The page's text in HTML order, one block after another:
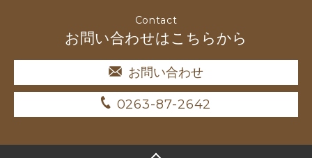
Contact
お問い合わせはこちらから
お問い合わせ
0263-87-2642